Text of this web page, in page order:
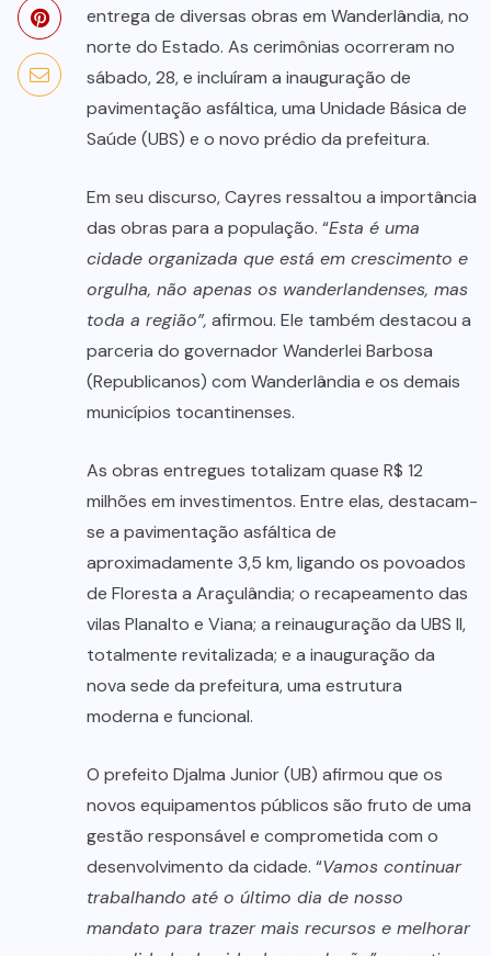
entrega de diversas obras em Wanderlândia, no
norte do Estado. As cerimônias ocorreram no
sábado, 28, e incluíram a inauguração de
pavimentação asfáltica, uma Unidade Básica de
Saúde (UBS) e o novo prédio da prefeitura.
Em seu discurso, Cayres ressaltou a importância
das obras para a população. “Esta é uma
cidade organizada que está em crescimento e
orgulha, não apenas os wanderlandenses, mas
toda a região”, afirmou. Ele também destacou a
parceria do governador Wanderlei Barbosa
(Republicanos) com Wanderlândia e os demais
municípios tocantinenses.
As obras entregues totalizam quase R$ 12
milhões em investimentos. Entre elas, destacam-
se a pavimentação asfáltica de
aproximadamente 3,5 km, ligando os povoados
de Floresta a Araçulândia; o recapeamento das
vilas Planalto e Viana; a reinauguração da UBS II,
totalmente revitalizada; e a inauguração da
nova sede da prefeitura, uma estrutura
moderna e funcional.
O prefeito Djalma Junior (UB) afirmou que os
novos equipamentos públicos são fruto de uma
gestão responsável e comprometida com o
desenvolvimento da cidade. “Vamos continuar
trabalhando até o último dia de nosso
mandato para trazer mais recursos e melhorar